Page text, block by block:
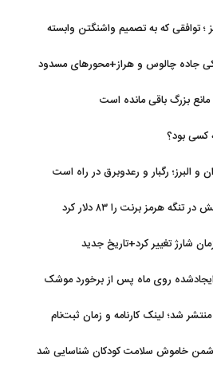
؛ توافقی که به تصمیم واشنگتن وابسته
جاده چالوس و هراز+محورهای مسدود
بزرگ باقی مانده است
کسی بود؟
البرز؛ رگبار و رعدوبرق در راه است
هرمز برنت را ۸۳ دلار کرد
شارژ تغییر کرد+تاریخ جدید
ایجادشده روی ماه پس از برخورد موشک
شد؛ لینک کارنامه و زمان ثبت‌نام